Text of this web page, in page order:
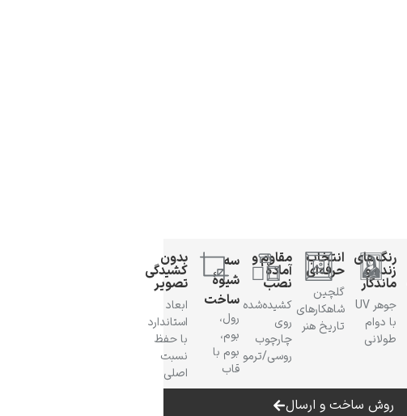
رنگ‌های
زنده و
ماندگار
جوهر UV
با دوام
طولانی
انتخاب
حرفه‌ای
گلچین
شاهکارهای
تاریخ هنر
مقاوم و
آمادهٔ
نصب
کشیده‌شده
روی
چارچوب
روسی/ترمو
سه
شیوهٔ
ساخت
رول،
بوم،
بوم با
قاب
بدون
کشیدگی
تصویر
ابعاد
استاندارد
با حفظ
نسبت
اصلی
روش ساخت و ارسال